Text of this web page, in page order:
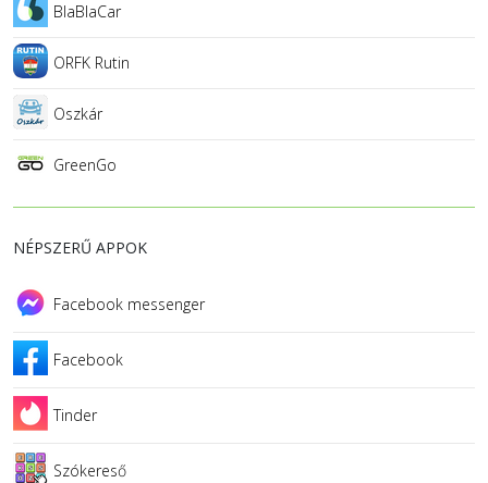
BlaBlaCar
ORFK Rutin
Oszkár
GreenGo
NÉPSZERŰ APPOK
Facebook messenger
Facebook
Tinder
Szókereső